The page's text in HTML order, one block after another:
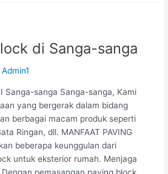
di Sanga-sanga
Admin1
Sanga-sanga Sanga-sanga, Kami
yang bergerak dalam bidang
berbagai macam produk seperti
Ringan, dll. MANFAAT PAVING
beberapa keunggulan dari
untuk eksterior rumah. Menjaga
pemasangan paving block